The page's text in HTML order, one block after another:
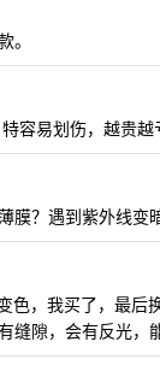
。
容易划伤，越贵越
膜？遇到紫外线变
色，我买了，最
缝隙，会有反光，